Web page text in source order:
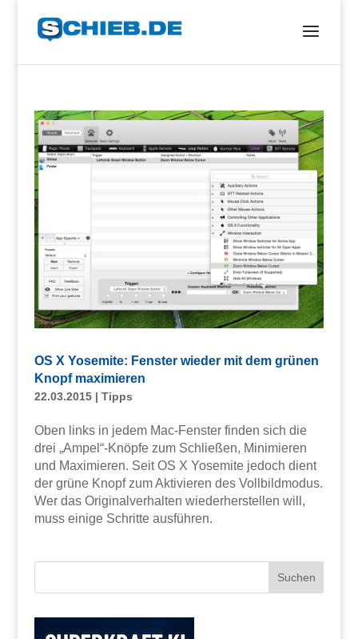
OS X Yosemite: Fenster wieder mit dem grünen
Knopf maximieren
22.03.2015| Tipps
Oben links in jedem Mac-Fenster finden sich die
drei „Ampel“-Knöpfe zum Schließen, Minimieren
und Maximieren. Seit OS X Yosemite jedoch dient
der grüne Knopf zum Aktivieren des Vollbildmodus.
Wer das Originalverhalten wiederherstellen will,
muss einige Schritte ausführen.